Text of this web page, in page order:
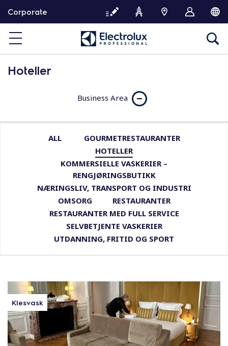
t
e
Corporate
Hoteller
Business Area
ALL
GOURMETRESTAURANTER
HOTELLER
KOMMERSIELLE VASKERIER –
RENGJØRINGSBUTIKK
NÆRINGSLIV, TRANSPORT OG INDUSTRI
OMSORG
RESTAURANTER
RESTAURANTER MED FULL SERVICE
SELVBETJENTE VASKERIER
UTDANNING, FRITID OG SPORT
Klesvask